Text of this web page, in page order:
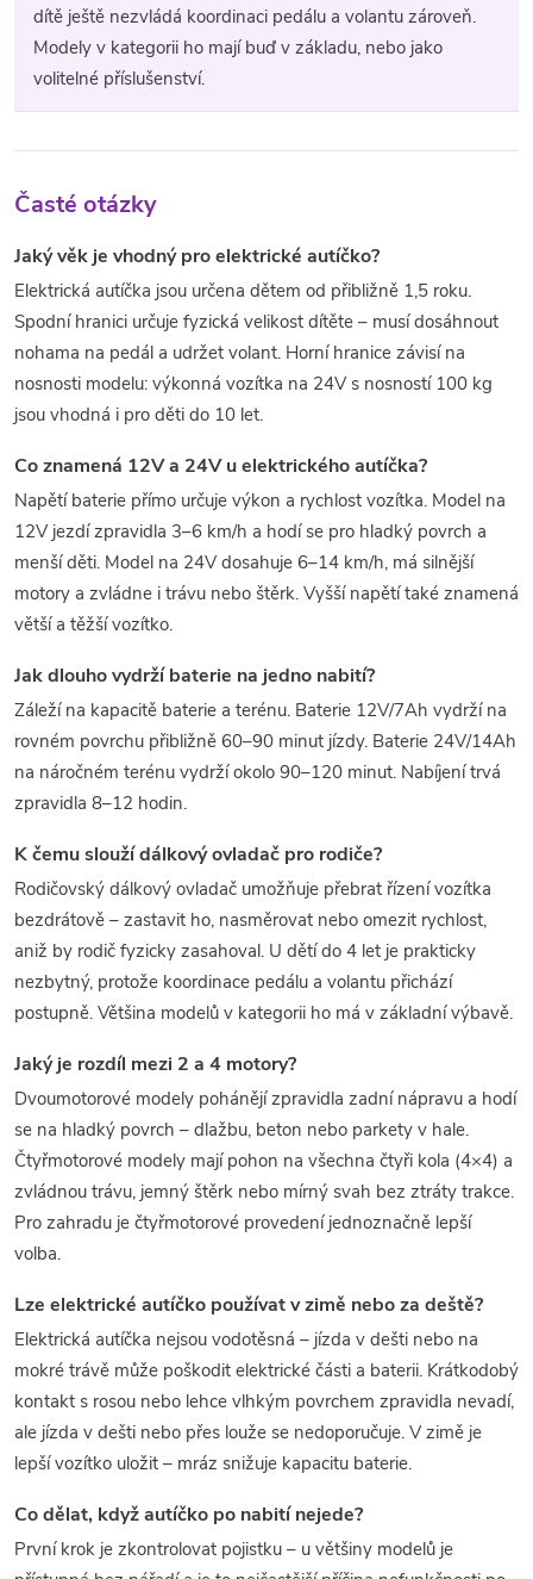
dítě ještě nezvládá koordinaci pedálu a volantu zároveň.
Modely v kategorii ho mají buď v základu, nebo jako
volitelné příslušenství.
Časté otázky
Jaký věk je vhodný pro elektrické autíčko?
Elektrická autíčka jsou určena dětem od přibližně 1,5 roku.
Spodní hranici určuje fyzická velikost dítěte – musí dosáhnout
nohama na pedál a udržet volant. Horní hranice závisí na
nosnosti modelu: výkonná vozítka na 24V s nosností 100 kg
jsou vhodná i pro děti do 10 let.
Co znamená 12V a 24V u elektrického autíčka?
Napětí baterie přímo určuje výkon a rychlost vozítka. Model na
12V jezdí zpravidla 3–6 km/h a hodí se pro hladký povrch a
menší děti. Model na 24V dosahuje 6–14 km/h, má silnější
motory a zvládne i trávu nebo štěrk. Vyšší napětí také znamená
větší a těžší vozítko.
Jak dlouho vydrží baterie na jedno nabití?
Záleží na kapacitě baterie a terénu. Baterie 12V/7Ah vydrží na
rovném povrchu přibližně 60–90 minut jízdy. Baterie 24V/14Ah
na náročném terénu vydrží okolo 90–120 minut. Nabíjení trvá
zpravidla 8–12 hodin.
K čemu slouží dálkový ovladač pro rodiče?
Rodičovský dálkový ovladač umožňuje přebrat řízení vozítka
bezdrátově – zastavit ho, nasměrovat nebo omezit rychlost,
aniž by rodič fyzicky zasahoval. U dětí do 4 let je prakticky
nezbytný, protože koordinace pedálu a volantu přichází
postupně. Většina modelů v kategorii ho má v základní výbavě.
Jaký je rozdíl mezi 2 a 4 motory?
Dvoumotorové modely pohánějí zpravidla zadní nápravu a hodí
se na hladký povrch – dlažbu, beton nebo parkety v hale.
Čtyřmotorové modely mají pohon na všechna čtyři kola (4×4) a
zvládnou trávu, jemný štěrk nebo mírný svah bez ztráty trakce.
Pro zahradu je čtyřmotorové provedení jednoznačně lepší
volba.
Lze elektrické autíčko používat v zimě nebo za deště?
Elektrická autíčka nejsou vodotěsná – jízda v dešti nebo na
mokré trávě může poškodit elektrické části a baterii. Krátkodobý
kontakt s rosou nebo lehce vlhkým povrchem zpravidla nevadí,
ale jízda v dešti nebo přes louže se nedoporučuje. V zimě je
lepší vozítko uložit – mráz snižuje kapacitu baterie.
Co dělat, když autíčko po nabití nejede?
První krok je zkontrolovat pojistku – u většiny modelů je